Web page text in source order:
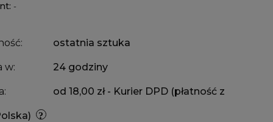
-
ostatnia sztuka
w: 24 godziny
od 18,00 zł - Kurier DPD (płatność z